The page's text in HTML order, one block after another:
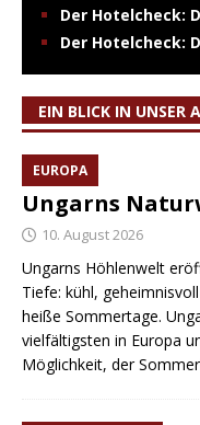
Der Hotelcheck:
Der Hotelcheck:
EIN BLICK IN UNSER
EUROPA
Ungarns
10. August 2026
Ungarns Höhlenwelt
Tiefe: kühl,
heiße Sommertage.
vielfältigsten in Europa
Möglichkeit, der